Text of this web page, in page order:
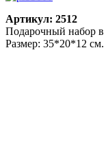
Артикул: 2512
Подарочный набор в
Размер: 35*20*12 см.